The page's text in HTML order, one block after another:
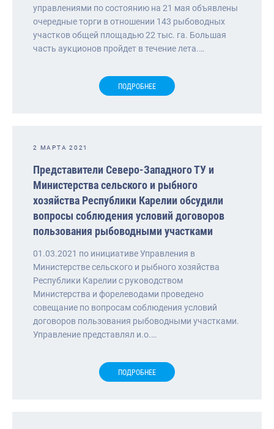
управлениями по состоянию на 21 мая объявлены
очередные торги в отношении 143 рыбоводных
участков общей площадью 22 тыс. га. Большая
часть аукционов пройдет в течение лета.…
ПОДРОБНЕЕ
2 МАРТА 2021
Представители Северо-Западного ТУ и
Министерства сельского и рыбного
хозяйства Республики Карелии обсудили
вопросы соблюдения условий договоров
пользования рыбоводными участками
01.03.2021 по инициативе Управления в
Министерстве сельского и рыбного хозяйства
Республики Карелии с руководством
Министерства и форелеводами проведено
совещание по вопросам соблюдения условий
договоров пользования рыбоводными участками.
Управление представлял и.о.…
ПОДРОБНЕЕ